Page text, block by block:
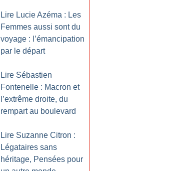
Lire Lucie Azéma : Les
Femmes aussi sont du
voyage : l’émancipation
par le départ
Lire Sébastien
Fontenelle : Macron et
l’extrême droite, du
rempart au boulevard
Lire Suzanne Citron :
Légataires sans
héritage, Pensées pour